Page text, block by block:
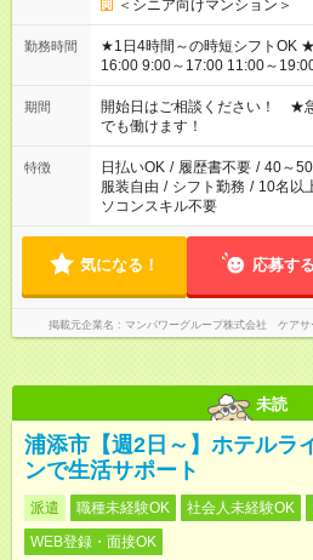
＜シニア向けマンション＞
勤務時間
★1日4時間～の時短シフトOK ★スタート時間選べます！ 7:00～
16:00 9:00～17:00 11:00～19:00 など
場合、他のお仕事と合わせ週
ん ※法令に基づき、週20時間
となります ※労働者派遣法（日
短時間・短期間の就業はご案内
期間
開始日はご相談ください！ ★
でも働けます！
特徴 日払いOK / 履歴書不要 / 40～
服装自由 / シフト勤務 / 10名以
ソコンスキル不要
気になる！ 応募する
掲載元企業名 マンパワーグループ株式会社 ケア
未読
浦添市【週2日～】ホテルラ
ンで生活サポート
派遣 職種未経験OK 社会人未経験OK
WEB登録・面接OK